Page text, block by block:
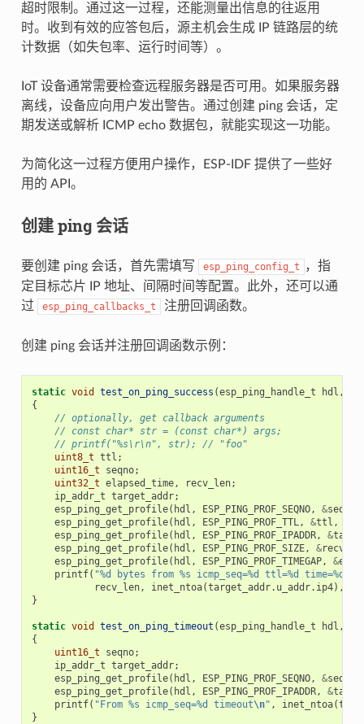
超时限制。通过这一过程，还能测量出信息的往返用
时。收到有效的应答包后，源主机会生成 IP 链路层的统
计数据（如失包率、运行时间等）。
IoT 设备通常需要检查远程服务器是否可用。如果服务器
离线，设备应向用户发出警告。通过创建 ping 会话，定
期发送或解析 ICMP echo 数据包，就能实现这一功能。
为简化这一过程方便用户操作，ESP-IDF 提供了一些好
用的 API。
创建 ping 会话
要创建 ping 会话，首先需填写 esp_ping_config_t
，指
定目标芯片 IP 地址、间隔时间等配置。此外，还可以通
过
esp_ping_callbacks_t 注册回调函数。
创建 ping 会话并注册回调函数示例：
static void test_on_ping_success (esp_ping_handle_t hdl ,
{
// optionally, get callback arguments
// const char* str = (const char*) args;
// printf("%s\r\n", str); // "foo"
uint8_t ttl ;
uint16_t
seqno;
uint32_t elapsed_time, recv_len;
ip_addr_t target_addr;
esp_ping_get_profile( hdl , ESP_PING_PROF_SEQNO, &seqno
esp_ping_get_profile( hdl , ESP_PING_PROF_TTL, &ttl ,
esp_ping_get_profile( hdl , ESP_PING_PROF_IPADDR, &
esp_ping_get_profile( hdl , ESP_PING_PROF_SIZE, &
esp_ping_get_profile( hdl , ESP_PING_PROF_TIMEGAP, &
printf( "%d bytes from %s icmp_seq=%d ttl=%d time=%d ms
recv_len, inet_ntoa(target_addr. u_addr. ip4),
}
static void test_on_ping_timeout (esp_ping_handle_t hdl ,
{
uint16_t
seqno;
ip_addr_t target_addr;
esp_ping_get_profile( hdl , ESP_PING_PROF_SEQNO, &seqno
esp_ping_get_profile( hdl , ESP_PING_PROF_IPADDR, &
printf( "From %s icmp_seq=%d timeout\n" , inet_ntoa(
}